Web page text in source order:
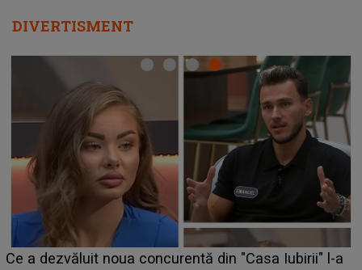
DIVERTISMENT
"Casa Iubirii" l-a
HOROSCOP de weekend, 8-9